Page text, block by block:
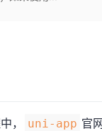
， uni-app 官